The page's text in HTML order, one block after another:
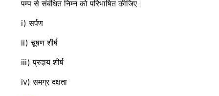
पम्प से संबंधित निम्न को परिभाषित कीजिए।
i) सर्पण
ii) चूषण शीर्ष
iii) प्रदाय शीर्ष
iv) समग्र दक्षता